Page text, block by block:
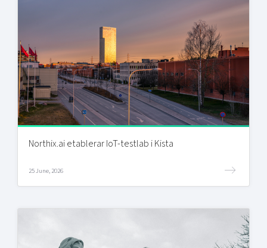
Northix.ai etablerar IoT-testlab i Kista
25 June, 2026